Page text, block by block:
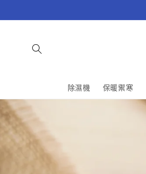
除濕機 保暖禦寒